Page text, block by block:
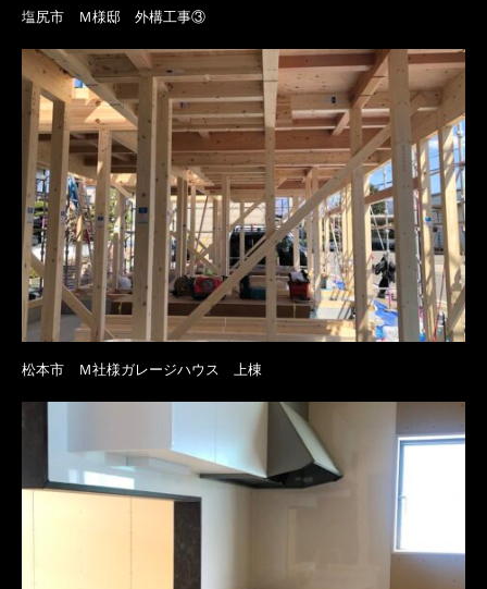
塩尻市 Ｍ様邸 外構工事③
松本市 Ｍ社様ガレージハウス 上棟